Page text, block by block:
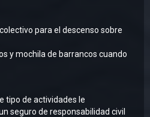
para el descenso sobre
y mochila de barrancos cuando
tipo de actividades le
seguro de responsabilidad civil